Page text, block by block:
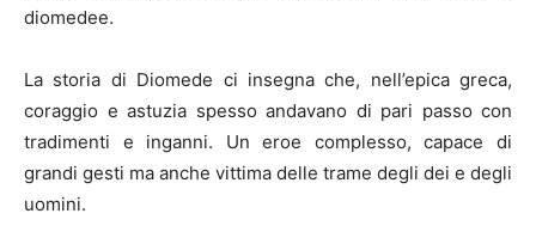
diomedee.
La storia di Diomede ci insegna che, nell’epica greca,
coraggio e astuzia spesso andavano di pari passo con
tradimenti e inganni. Un eroe complesso, capace di
grandi gesti ma anche vittima delle trame degli dei e degli
uomini.